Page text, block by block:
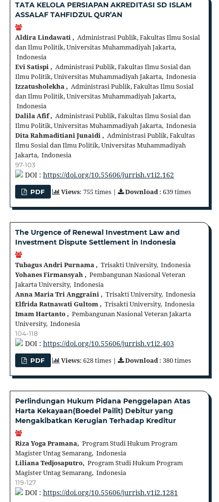
TATA KELOLA PERSIAPAN AKREDITASI SD ISLAM
ASSALAF TAHFIDZUL QUR’AN
Aldira Lindawati , Administrasi Publik, Fakultas Ilmu Sosial
dan Ilmu Politik, Universitas Muhammadiyah Jakarta,
Indonesia
Evi Satispi , Administrasi Publik, Fakultas Ilmu Sosial dan
Ilmu Politik, Universitas Muhammadiyah Jakarta, Indonesia
Izzatusholekha , Administrasi Publik, Fakultas Ilmu Sosial
dan Ilmu Politik, Universitas Muhammadiyah Jakarta,
Indonesia
Dalila Afif , Administrasi Publik, Fakultas Ilmu Sosial dan
Ilmu Politik, Universitas Muhammadiyah Jakarta, Indonesia
Dita Rahmaditiani Junaidi , Administrasi Publik, Fakultas
Ilmu Sosial dan Ilmu Politik, Universitas Muhammadiyah
Jakarta, Indonesia
97-103
DOI : https://doi.org/10.55606/jurrish.v1i2.162
PDF Views: 755 times | Download: 639 times
The Urgence of Renewal Investment Law and
Investment Dispute Settlement in Indonesia
Tubagus Andri Purnama , Trisakti University, Indonesia
Yohanes Firmansyah , Pembangunan Nasional Veteran
Jakarta University, Indonesia
Anna Maria Tri Anggraini‬ , Trisakti University, Indonesia
Elfrida Ratnawati Gultom , Trisakti University, Indonesia
Imam Hartanto , Pembangunan Nasional Veteran Jakarta
University, Indonesia
104-118
DOI : https://doi.org/10.55606/jurrish.v1i2.403
PDF Views: 628 times | Download: 380 times
Perlindungan Hukum Pidana Penggelapan Atas
Harta Kekayaan(Boedel Pailit) Debitur yang
Mengakibatkan Kerugian Terhadap Kreditur
Riza Yoga Pramana, Program Studi Hukum Program
Magister Untag Semarang, Indonesia
Liliana Tedjosaputro, Program Studi Hukum Program
Magister Untag Semarang, Indonesia
119-127
DOI : https://doi.org/10.55606/jurrish.v1i2.1281